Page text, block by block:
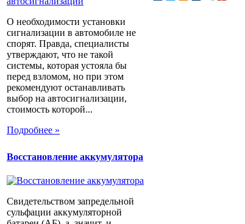
О необходимости установки
сигнализации в автомобиле не
спорят. Правда, специалисты
утверждают, что не такой
системы, которая устояла бы
перед взломом, но при этом
рекомендуют останавливать
выбор на автосигнализации,
стоимость которой...
Подробнее »
Восстановление аккумулятора
Свидетельством запредельной
сульфации аккумуляторной